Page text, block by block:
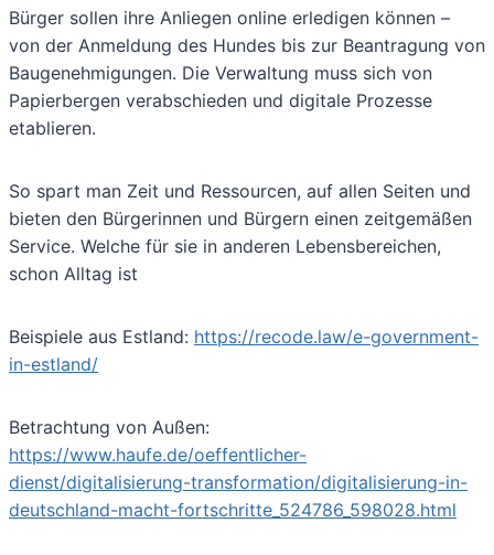
Bürger sollen ihre Anliegen online erledigen können –
von der Anmeldung des Hundes bis zur Beantragung von
Baugenehmigungen. Die Verwaltung muss sich von
Papierbergen verabschieden und digitale Prozesse
etablieren.
So spart man Zeit und Ressourcen, auf allen Seiten und
bieten den Bürgerinnen und Bürgern einen zeitgemäßen
Service. Welche für sie in anderen Lebensbereichen,
schon Alltag ist
Beispiele aus Estland: https://recode.law/e-government-
in-estland/
Betrachtung von Außen:
https://www.haufe.de/oeffentlicher-
dienst/digitalisierung-transformation/digitalisierung-in-
deutschland-macht-fortschritte_524786_598028.html